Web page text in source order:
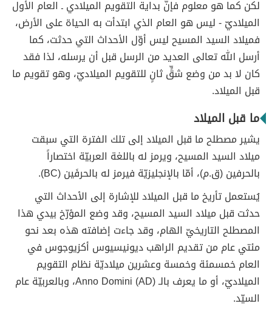
لكن كما هو معلوم فإنّ بداية التقويم الميلادي ـ العام الأول
الميلاديّ - ليس هو العام الذي ابتدأت به الحياة على الأرض،
فميلاد السيد المسيح ليس أوّل الأحداث التي حدثت، كما
أرسل الله تعالى العديد من الرسل قبل أن يرسله، لذا فقد
كان لا بد من وضع شقٍّ ثانٍ للتقويم الميلاديّ، وهو تقويم ما
قبل الميلاد.
ما قبل الميلاد
يشير مصطلح ما قبل الميلاد إلى تلك الفترة التي سبقت
ميلاد السيد المسيح، ويرمز له باللغة العربيّة اختصاراً
بالحرفين (ق.م)، أمّا بالإنجليزيّة فيرمز له بالحرفَين (BC).
يُستعمل تأريخ ما قبل الميلاد للإشارة إلى الأحداث التي
حدثت قبل ميلاد السيد المسيح، وقد وضع المؤرّخ بيدي هذا
المصطلح التاريخيّ الهام، وقد جاءت إضافته هذه بعد نحو
مئتي عام من تقديم الراهب ديونيسيوس أكزيوجوس في
العام خمسمئة وخمسة وعشرين ميلاديّة نظام التقويم
الميلاديّ، أو ما يعرف بالـ (Anno Domini (AD، وبالعربيّة عام
السيّد.